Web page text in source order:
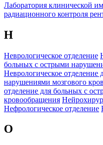
Лаборатория клинической
радиационного контроля
Н
Неврологическое отделение
больных с острыми
Неврологическое отделение
нарушениями мозгового
отделение для больных с
кровообращения
Нефрологическое отделение
О